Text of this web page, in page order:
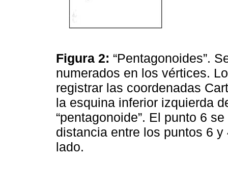
Figura 2: “Pentagonoides”.
numerados en los vértices.
registrar las coordenadas
la esquina inferior izquierda
“pentagonoide”. El punto 6
distancia entre los puntos 6
lado.